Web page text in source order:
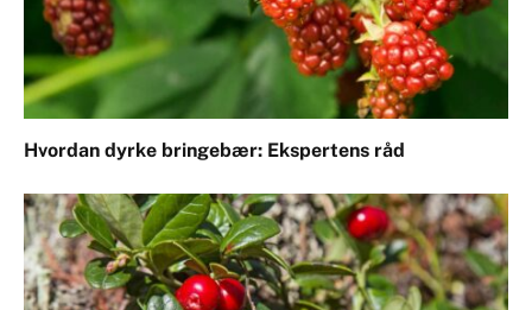
Hvordan dyrke bringebær: Ekspertens råd